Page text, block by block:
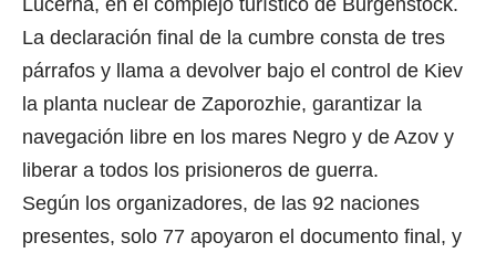
La declaración final de la cumbre consta de tres
párrafos y llama a devolver bajo el control de Kiev
la planta nuclear de Zaporozhie, garantizar la
navegación libre en los mares Negro y de Azov y
liberar a todos los prisioneros de guerra.
Según los organizadores, de las 92 naciones
presentes, solo 77 apoyaron el documento final, y